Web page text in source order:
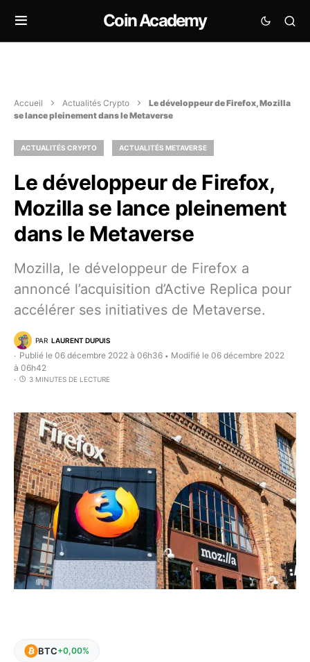
Coin Academy
Accueil Actualités Crypto
Le développeur de Firefox, Mozilla
se lance pleinement dans le Metaverse
ACTUALITÉS CRYPTO ACTUALITÉS METAVERSE
Le développeur de Firefox,
Mozilla se lance pleinement
dans le Metaverse
Mozilla, le développeur de Firefox a
annoncé l’acquisition d’Active Replica pour
accélérer ses initiatives de Metaverse.
PAR LAURENT DUPUIS
Publié le 06 décembre 2022 à 06h36 • Modifié le 06 décembre 2022
à 06h42
3 MINUTES DE LECTURE
BTC+0,00%